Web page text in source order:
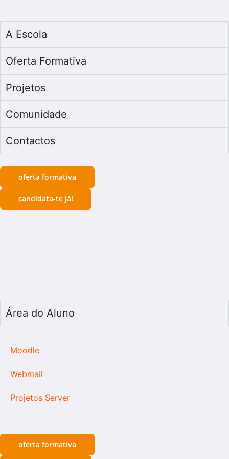
A Escola
Oferta Formativa
Projetos
Comunidade
Contactos
oferta formativa
candidata-te já!
Área do Aluno
Moodle
Webmail
Projetos Server
oferta formativa